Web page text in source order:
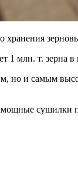
млн. т. зерна в
но и самым
сушилки